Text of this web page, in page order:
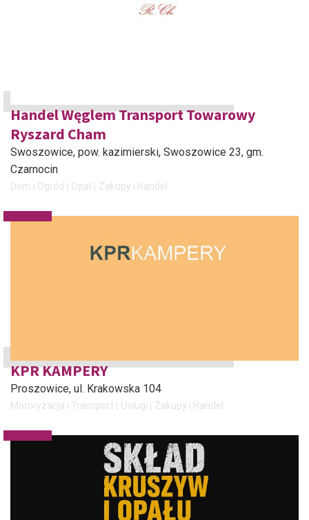
Handel Węglem Transport Towarowy
Ryszard Cham
Swoszowice, pow. kazimierski, Swoszowice 23, gm.
Czarnocin
Dom i Ogród Opał Zakupy i Handel
KPR KAMPERY
Proszowice, ul. Krakowska 104
Motoryzacja i Transport Usługi Zakupy i Handel